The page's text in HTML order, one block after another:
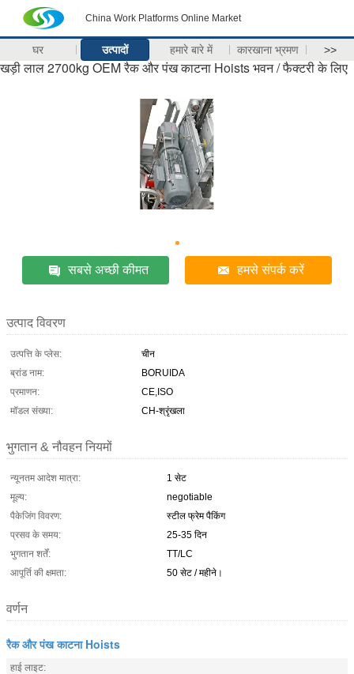
China Work Platforms Online Market
घर उत्पादों हमारे बारे में कारखाना भ्रमण >>
खड़ी लाल 2700kg OEM रैक और पंख काटना Hoists भवन / फैक्टरी के लिए
सबसे अच्छी कीमत हमसे संपर्क करें
उत्पाद विवरण
उत्पत्ति के प्लेस:
चीन
ब्रांड नाम:
BORUIDA
प्रमाणन:
CE,ISO
मॉडल संख्या:
CH-श्रृंखला
भुगतान & नौवहन नियमों
न्यूनतम आदेश मात्रा:
1 सेट
मूल्य:
negotiable
पैकेजिंग विवरण:
स्टील फ्रेम पैकिंग
प्रसव के समय:
25-35 दिन
भुगतान शर्तें:
TT/LC
आपूर्ति की क्षमता:
50 सेट / महीने।
वर्णन
रैक और पंख काटना Hoists
हाई लाइट: